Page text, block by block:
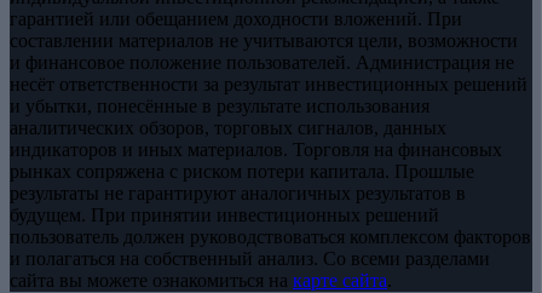
гарантией или обещанием доходности вложений. При
составлении материалов не учитываются цели, возможности
и финансовое положение пользователей. Администрация не
несёт ответственности за результат инвестиционных решений
и убытки, понесённые в результате использования
аналитических обзоров, торговых сигналов, данных
индикаторов и иных материалов. Торговля на финансовых
рынках сопряжена с риском потери капитала. Прошлые
результаты не гарантируют аналогичных результатов в
будущем. При принятии инвестиционных решений
пользователь должен руководствоваться комплексом факторов
и полагаться на собственный анализ. Со всеми разделами
сайта вы можете ознакомиться на карте сайта.